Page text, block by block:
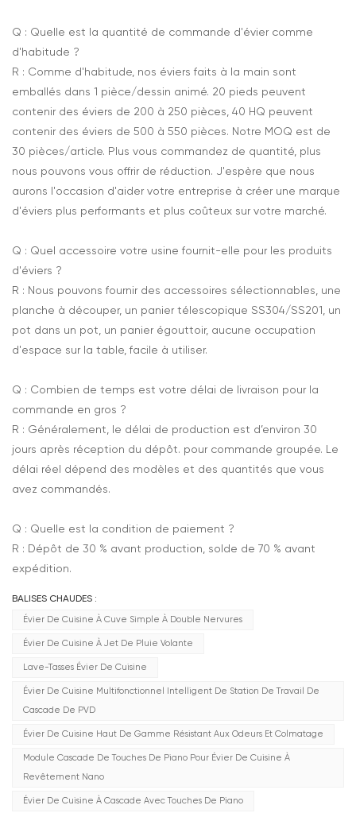
Q : Quelle est la quantité de commande d'évier comme
d'habitude ?
R : Comme d'habitude, nos éviers faits à la main sont
emballés dans 1 pièce/dessin animé. 20 pieds peuvent
contenir des éviers de 200 à 250 pièces, 40 HQ peuvent
contenir des éviers de 500 à 550 pièces. Notre MOQ est de
30 pièces/article. Plus vous commandez de quantité, plus
nous pouvons vous offrir de réduction. J'espère que nous
aurons l'occasion d'aider votre entreprise à créer une marque
d'éviers plus performants et plus coûteux sur votre marché.
Q : Quel accessoire votre usine fournit-elle pour les produits
d'éviers ?
R : Nous pouvons fournir des accessoires sélectionnables, une
planche à découper, un panier télescopique SS304/SS201, un
pot dans un pot, un panier égouttoir, aucune occupation
d'espace sur la table, facile à utiliser.
Q : Combien de temps est votre délai de livraison pour la
commande en gros ?
R : Généralement, le délai de production est d’environ 30
jours après réception du dépôt. pour commande groupée. Le
délai réel dépend des modèles et des quantités que vous
avez commandés.
Q : Quelle est la condition de paiement ?
R : Dépôt de 30 % avant production, solde de 70 % avant
expédition.
BALISES CHAUDES :
Évier De Cuisine À Cuve Simple À Double Nervures
Évier De Cuisine À Jet De Pluie Volante
Lave-Tasses Évier De Cuisine
Évier De Cuisine Multifonctionnel Intelligent De Station De Travail De
Cascade De PVD
Évier De Cuisine Haut De Gamme Résistant Aux Odeurs Et Colmatage
Module Cascade De Touches De Piano Pour Évier De Cuisine À
Revêtement Nano
Évier De Cuisine À Cascade Avec Touches De Piano